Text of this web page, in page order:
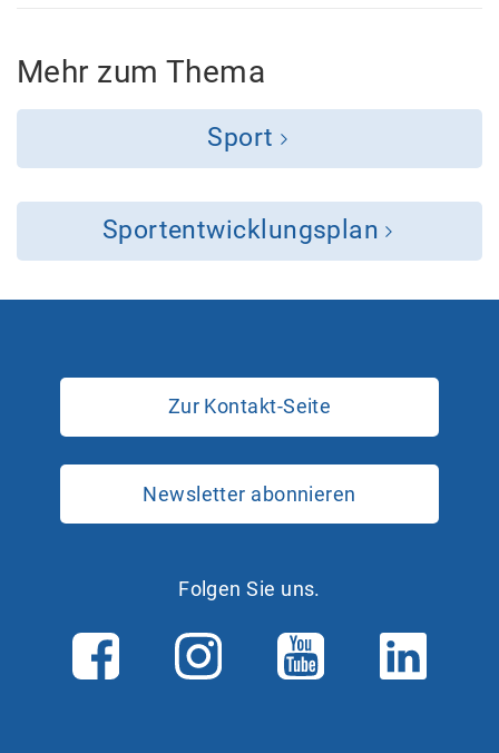
Mehr zum Thema
Sport
Sportentwicklungsplan
Zur Kontakt-Seite
Newsletter abonnieren
Folgen Sie uns.
F
a
I
n
Y
o
L
i